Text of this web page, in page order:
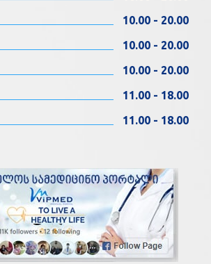
10.00 - 20.00
10.00 - 20.00
10.00 - 20.00
11.00 - 18.00
11.00 - 18.00